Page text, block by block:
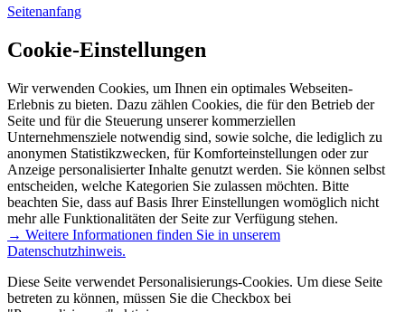
Seitenanfang
Cookie-Einstellungen
Wir verwenden Cookies, um Ihnen ein optimales Webseiten-
Erlebnis zu bieten. Dazu zählen Cookies, die für den Betrieb der
Seite und für die Steuerung unserer kommerziellen
Unternehmensziele notwendig sind, sowie solche, die lediglich zu
anonymen Statistikzwecken, für Komforteinstellungen oder zur
Anzeige personalisierter Inhalte genutzt werden. Sie können selbst
entscheiden, welche Kategorien Sie zulassen möchten. Bitte
beachten Sie, dass auf Basis Ihrer Einstellungen womöglich nicht
mehr alle Funktionalitäten der Seite zur Verfügung stehen.
→ Weitere Informationen finden Sie in unserem
Datenschutzhinweis.
Diese Seite verwendet Personalisierungs-Cookies. Um diese Seite
betreten zu können, müssen Sie die Checkbox bei